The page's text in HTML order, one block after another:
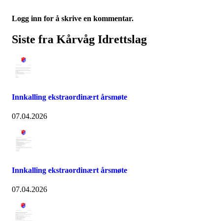
Logg inn for å skrive en kommentar.
Siste fra Kårvåg Idrettslag
Innkalling ekstraordinært årsmøte
07.04.2026
Innkalling ekstraordinært årsmøte
07.04.2026